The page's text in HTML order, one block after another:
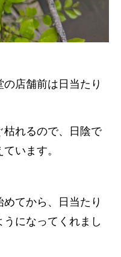
店舗前は日当たり
枯れるので、日陰で
います。
てから、日当たり
になってくれまし